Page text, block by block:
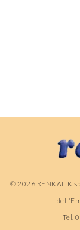
© 2026 RENKALIK
Tel.